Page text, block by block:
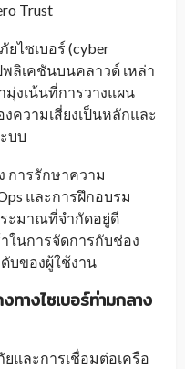
Trust
ไซเบอร์ (cyber
ลิเคชันบนคลาวด์ เหล่า
มุ่งเน้นที่การวางแผน
ความเสี่ยงเป็นหลักและ
บบ
การรักษาความ
และการฝึกอบรม
ะมาณที่จำกัดอยู่ดี
ในการจัดการกับช่อง
บของผู้ใช้งาน
างไซเบอร์ท่ามกลาง
และการเชื่อมต่อเครือ